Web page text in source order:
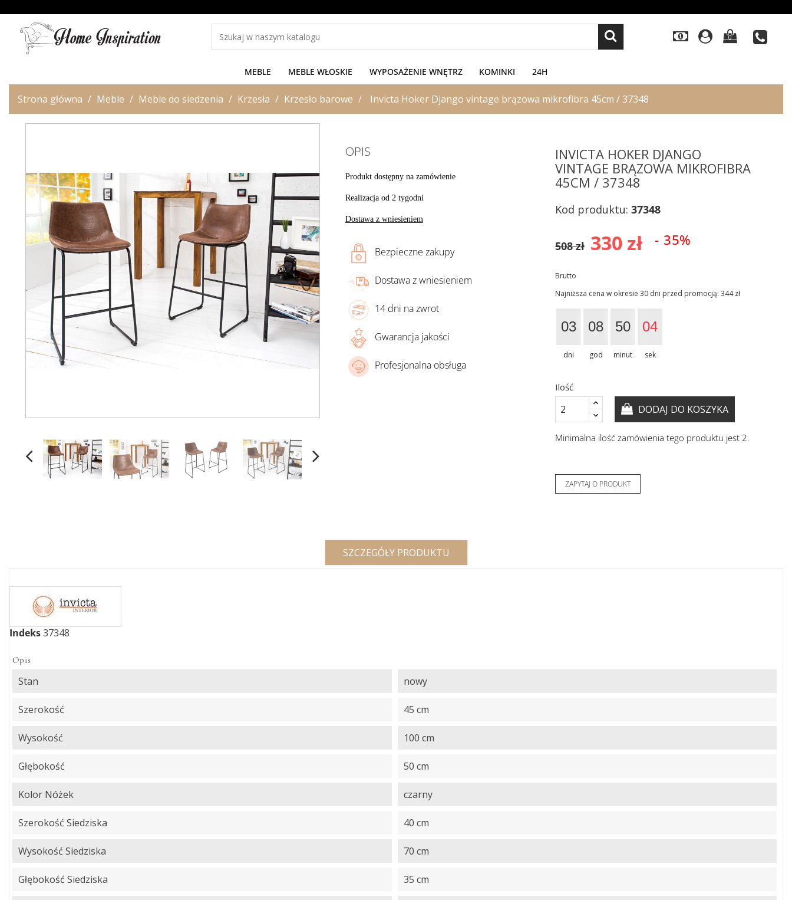
0
MEBLE MEBLE WŁOSKIE WYPOSAŻENIE WNĘTRZ KOMINKI 24H
Strona główna Meble Meble do siedzenia Krzesła Krzesło barowe Invicta Hoker Django vintage brązowa mikrofibra 45cm / 37348
OPIS
Produkt dostępny na zamówienie
Realizacja od 2 tygodni
Dostawa z wniesieniem
Bezpieczne zakupy
Dostawa z wniesieniem
14 dni na zwrot
Gwarancja jakości
Profesjonalna obsługa
INVICTA HOKER DJANGO
VINTAGE BRĄZOWA MIKROFIBRA
45CM / 37348
Kod produktu:37348
330 zł - 35%
508 zł
Brutto
Najniższa cena w okresie 30 dni przed promocją:344 zł
03
dni
08
god
50
minut
03
sek
Ilość
DODAJ DO KOSZYKA
Minimalna ilość zamówienia tego produktu jest 2.
ZAPYTAJ O PRODUKT
SZCZEGÓŁY PRODUKTU
Indeks37348
Opis
Stan nowy
Szerokość 45 cm
Wysokość 100 cm
Głębokość 50 cm
Kolor Nóżek czarny
Szerokość Siedziska 40 cm
Wysokość Siedziska 70 cm
Głębokość Siedziska 35 cm